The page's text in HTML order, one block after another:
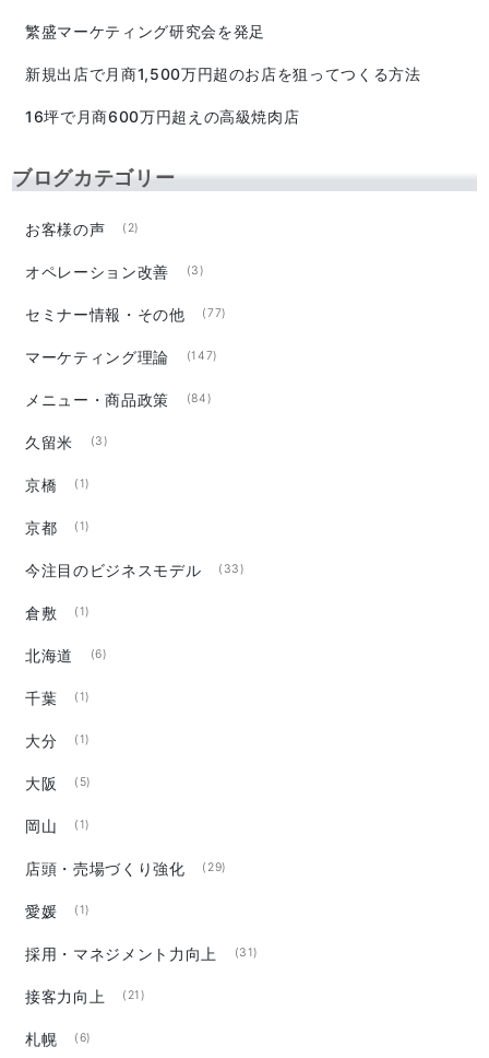
繁盛マーケティング研究会を発足
新規出店で月商1,500万円超のお店を狙ってつくる方法
16坪で月商600万円超えの高級焼肉店
ブログカテゴリー
お客様の声 (2)
オペレーション改善 (3)
セミナー情報・その他 (77)
マーケティング理論 (147)
メニュー・商品政策 (84)
久留米 (3)
京橋 (1)
京都 (1)
今注目のビジネスモデル (33)
倉敷 (1)
北海道 (6)
千葉 (1)
大分 (1)
大阪 (5)
岡山 (1)
店頭・売場づくり強化 (29)
愛媛 (1)
採用・マネジメント力向上 (31)
接客力向上 (21)
札幌 (6)